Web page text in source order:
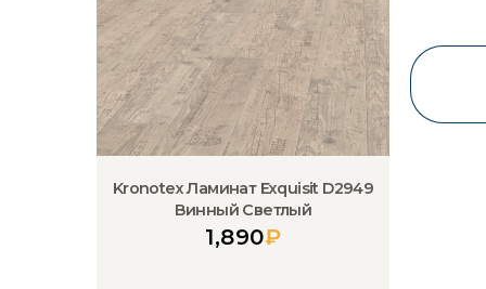
Kronotex Ламинат Exquisit D2949
Винный Светлый
1,890₽